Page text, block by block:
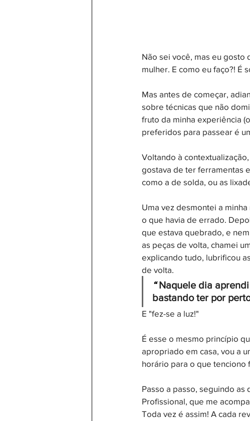
Não sei você, mas eu gosto
mulher. E como eu faço?! É
Mas antes de começar,
sobre técnicas que não
fruto da minha experiência
preferidos para passear é
Voltando à
gostava de ter ferramentas
como a de solda, ou as
Uma vez desmontei a
o que havia de errado.
que estava quebrado, e
as peças de volta, chamei
explicando tudo, lubrificou
de volta.
“ Naquele dia
bastando ter por
E "fez-se a luz!"
É esse o mesmo princípio
apropriado em casa, vou a
horário para o que tenciono
Passo a passo, seguindo
Profissional, que me
Toda vez é assim! A cada